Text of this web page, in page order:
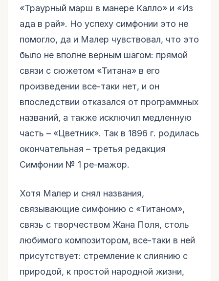
«Траурный марш в манере Калло» и «Из
ада в рай». Но успеху симфонии это не
помогло, да и Малер чувствовал, что это
было не вполне верным шагом: прямой
связи с сюжетом «Титана» в его
произведении все-таки нет, и он
впоследствии отказался от программных
названий, а также исключил медленную
часть – «Цветник». Так в 1896 г. родилась
окончательная – третья редакция
Симфонии № 1 ре-мажор.
Хотя Малер и снял названия,
связывающие симфонию с «Титаном»,
связь с творчеством Жана Поля, столь
любимого композитором, все-таки в ней
присутствует: стремление к слиянию с
природой, к простой народной жизни,